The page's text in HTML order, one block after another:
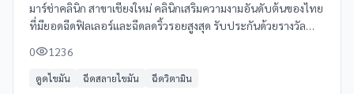
มาร์ช่าคลินิก สาขาเชียงใหม่ คลินิกเสริมความงามอันดับต้นของไทย
ที่มียอดฉีดฟิลเลอร์และฉีดลดริ้วรอยสูงสุด รับประกันด้วยรางวัล
ประสบการณ์กว่า 500,000 เคส+
0 1236
ดูดไขมัน ฉีดสลายไขมัน ฉีดวิตามิน